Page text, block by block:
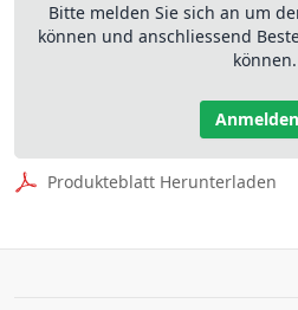
Bitte melden Sie sich an um
können und anschliessend
können.
Anmelden
Produkteblatt Herunterladen